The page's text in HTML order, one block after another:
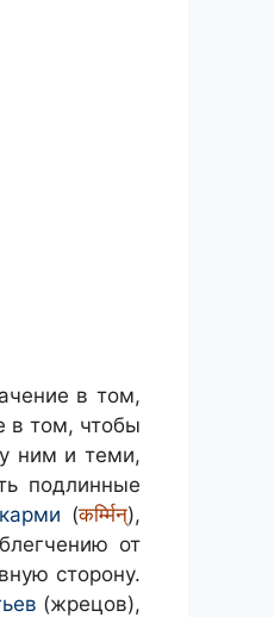
в том,
в том, чтобы
ним и теми,
подлинные
карми (कर्म्मिन्),
от
сторону.
(жрецов),